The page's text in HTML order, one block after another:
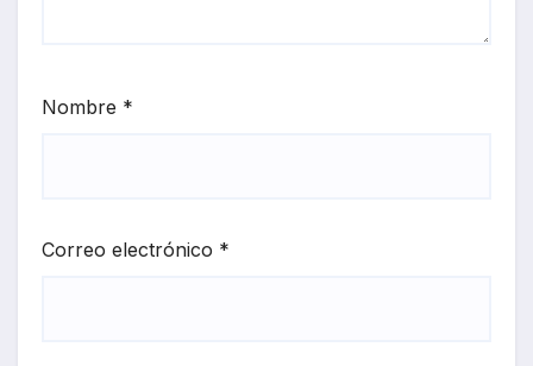
Nombre *
Correo electrónico *